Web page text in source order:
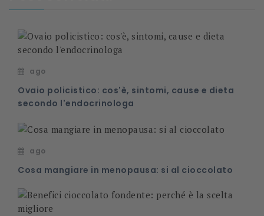
ago
Ovaio policistico: cos'è, sintomi, cause e dieta
secondo l'endocrinologa
ago
Cosa mangiare in menopausa: si al cioccolato